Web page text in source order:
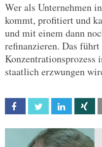
Wer als Unternehmen
kommt, profitiert und
und mit einem dann
refinanzieren. Das
Konzentrationsprozess
staatlich erzwungen
Facebook Twitter Linkedin